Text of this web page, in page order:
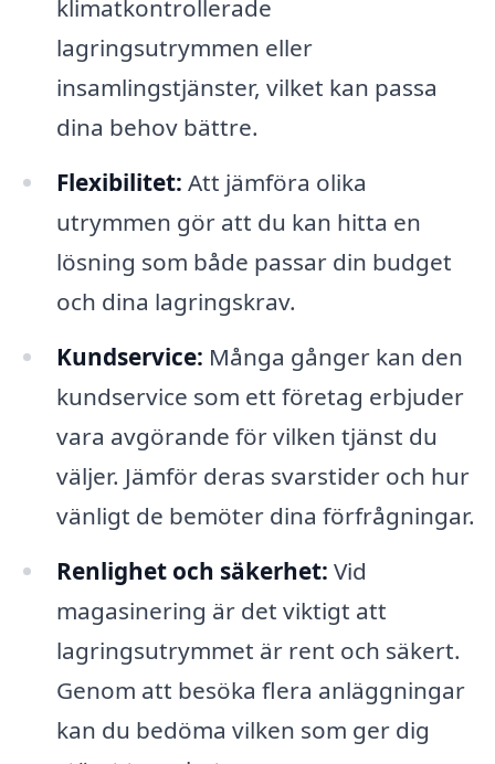
klimatkontrollerade
lagringsutrymmen eller
insamlingstjänster, vilket kan passa
dina behov bättre.
Flexibilitet: Att jämföra olika
utrymmen gör att du kan hitta en
lösning som både passar din budget
och dina lagringskrav.
Kundservice: Många gånger kan den
kundservice som ett företag erbjuder
vara avgörande för vilken tjänst du
väljer. Jämför deras svarstider och hur
vänligt de bemöter dina förfrågningar.
Renlighet och säkerhet: Vid
magasinering är det viktigt att
lagringsutrymmet är rent och säkert.
Genom att besöka flera anläggningar
kan du bedöma vilken som ger dig